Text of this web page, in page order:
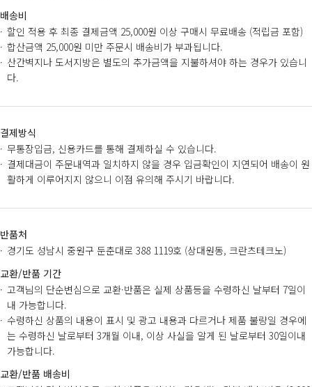
배송비
할인 적용 후 최종 결제금액 25,000원 이상 구매시 무료배송 (적립금 포함)
합산금액 25,000원 미만 주문시 배송비가 부과됩니다.
산간벽지나 도서지방은 별도의 추가금액을 지불하셔야 하는 경우가 있습니
다.
결제방식
무통장입금, 신용카드를 통해 결제하실 수 있습니다.
결제대금이 주문내역과 일치하지 않을 경우 입금확인이 지연되어 배송이 원
활하게 이루어지지 않으니 이점 유의해 주시기 바랍니다.
반품처
경기도 성남시 중원구 둔춘대로 388 1119호 (상대원동, 크란츠테크노)
교환/반품 기간
고객님의 단순변심으로 교환·반품은 실제 상품등을 수령하신 날부터 7일이
내 가능합니다.
수령하신 상품의 내용이 표시 및 광고 내용과 다르거나 제품 불량일 경우에
는 수령하신 날로부터 3개월 이내, 이상 사실을 알게 된 날로부터 30일이내
가능합니다.
교환/반품 배송비